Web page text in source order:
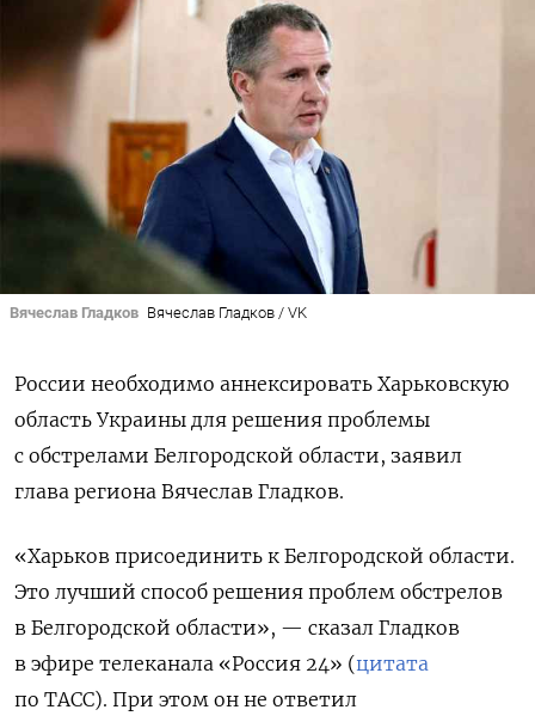
Вячеслав Гладков Вячеслав Гладков / VK
России необходимо аннексировать Харьковскую
область Украины для решения проблемы
с обстрелами Белгородской области, заявил
глава региона Вячеслав Гладков.
«Харьков присоединить к Белгородской области.
Это лучший способ решения проблем обстрелов
в Белгородской области», — сказал Гладков
в эфире телеканала «Россия 24» (цитата
по ТАСС). При этом он не ответил